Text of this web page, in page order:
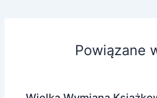
Powiązane